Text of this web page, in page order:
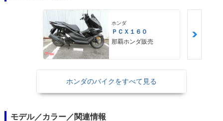
ホンダ
ＰＣＸ１６０
那覇ホンダ販売
ホンダのバイクをすべて見る
モデル／カラー／関連情報